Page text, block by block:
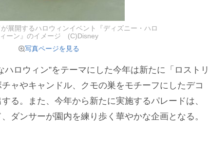
展開するハロウィンイベント『ディズニー・ハロ
ーン』のイメージ (C)Disney
写真ページを見る
ロウィン”をテーマにした今年は新たに「ロストリ
ャやキャンドル、クモの巣をモチーフにしたデコ
る。また、今年から新たに実施するパレードは、
ダンサーが園内を練り歩く華やかな企画となる。